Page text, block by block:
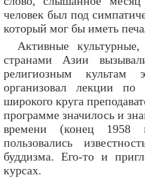
человек был под
который мог бы иметь
Активные
странами Азии
религиозным культам
организовал лекции
широкого круга
программе значилось и
времени (конец 1958
пользовались
буддизма. Его-то и
курсах.